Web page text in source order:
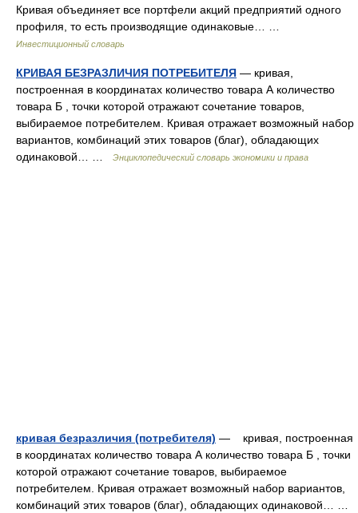
Кривая объединяет все портфели акций предприятий одного
профиля, то есть производящие одинаковые… …
Инвестиционный словарь
КРИВАЯ БЕЗРАЗЛИЧИЯ ПОТРЕБИТЕЛЯ — кривая,
построенная в координатах количество товара А количество
товара Б , точки которой отражают сочетание товаров,
выбираемое потребителем. Кривая отражает возможный набор
вариантов, комбинаций этих товаров (благ), обладающих
одинаковой… …
Энциклопедический словарь экономики и права
кривая безразличия (потребителя) — кривая, построенная
в координатах количество товара А количество товара Б , точки
которой отражают сочетание товаров, выбираемое
потребителем. Кривая отражает возможный набор вариантов,
комбинаций этих товаров (благ), обладающих одинаковой… …